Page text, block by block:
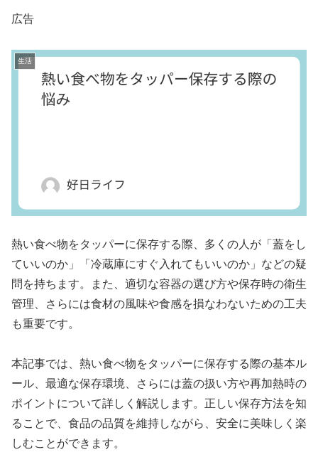
広告
生活
熱い食べ物をタッパーに保存する際、多くの人が「蓋をし
ていいのか」「冷蔵庫にすぐ入れてもいいのか」などの疑
問を持ちます。また、適切な容器の選び方や保存時の衛生
管理、さらには食材の風味や食感を損なわないための工夫
も重要です。
本記事では、熱い食べ物をタッパーに保存する際の基本ル
ール、最適な保存環境、さらには蓋の扱い方や再加熱時の
ポイントについて詳しく解説します。正しい保存方法を知
ることで、食品の品質を維持しながら、安全に美味しく楽
しむことができます。